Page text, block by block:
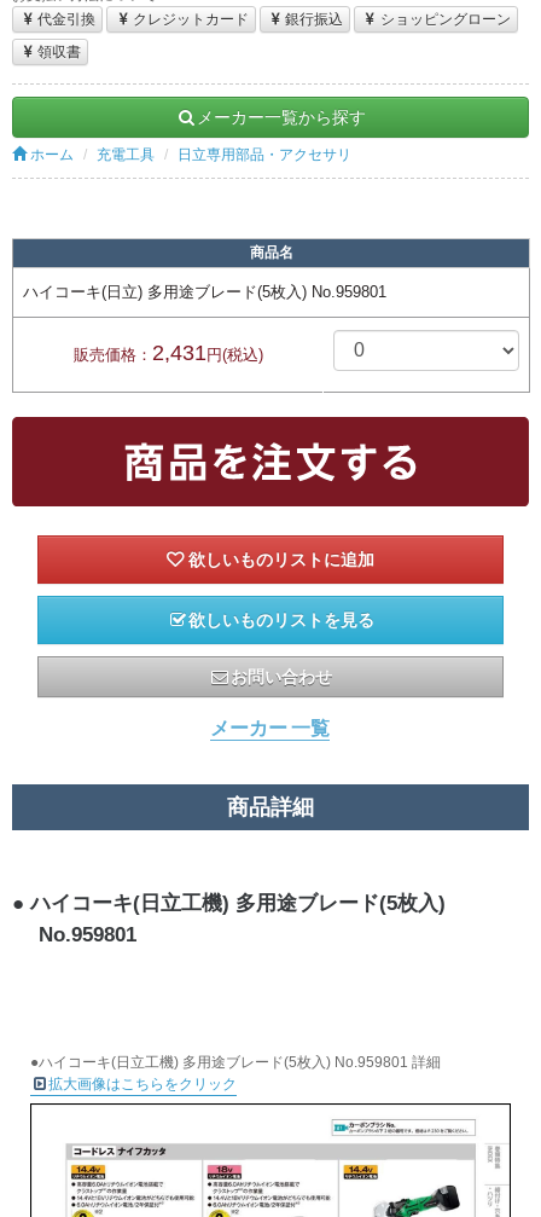
代金引換
クレジットカード 銀行振込
ショッピングローン
領収書
メーカー一覧から探す
ホーム 充電工具 日立専用部品・アクセサリ
商品名
ハイコーキ(日立) 多用途ブレード(5枚入) No.959801
販売価格： 2,431 円(税込)
欲しいものリストを見る
お問い合わせ
メーカー 一覧
商品詳細
ハイコーキ(日立工機) 多用途ブレード(5枚入)
No.959801
●ハイコーキ(日立工機) 多用途ブレード(5枚入) No.959801 詳細
拡大画像はこちらをクリック